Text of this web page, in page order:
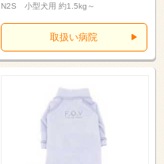
N2S 小型犬用 約1.5kg～
取扱い病院